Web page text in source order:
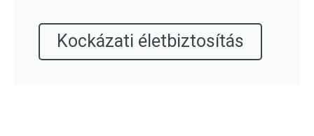
Kockázati életbiztosítás